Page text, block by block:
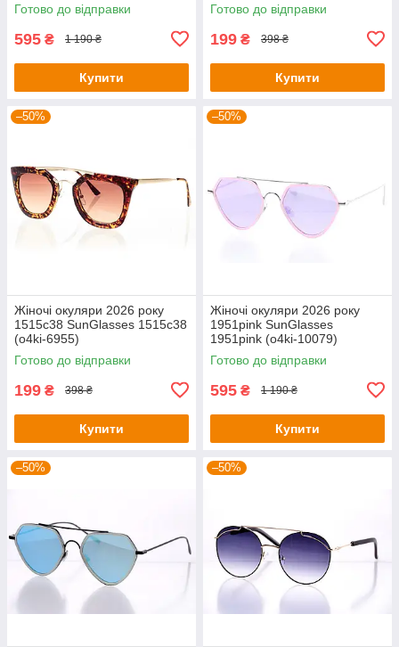
Готово до відправки
595 ₴ 1 190 ₴
Купити
Готово до відправки
199 ₴ 398 ₴
Купити
–50%
Жіночі окуляри 2026 року
1515c38 SunGlasses 1515c38
(o4ki-6955)
Готово до відправки
199 ₴ 398 ₴
Купити
–50%
Жіночі окуляри 2026 року
1951pink SunGlasses
1951pink (o4ki-10079)
Готово до відправки
595 ₴ 1 190 ₴
Купити
–50% –50%